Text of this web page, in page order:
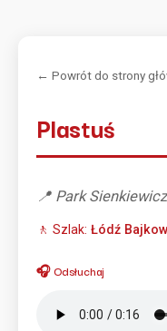
← Powrót do strony
Plastuś
📍 Park
🚶 Szlak: Łódź
🎧 Odsłuchaj